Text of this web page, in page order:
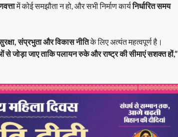
में कोई समझौता न हो, और सभी निर्माण कार्यनिर्धारित समय
संप्रभुता और विकास नीतिके लिए अत्यंत महत्वपूर्ण है।
से जोड़ा जाए ताकि पलायन रुके और राष्ट्र की सीमाएं सशक्त हों,”